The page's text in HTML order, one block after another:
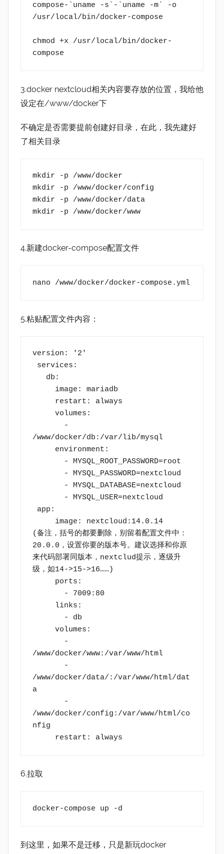
compose-`uname -s`-`uname -m` -o
/usr/local/bin/docker-compose
chmod +x /usr/local/bin/docker-
compose
3.docker nextcloud相关内容要存放的位置，我给他
设定在/www/docker下
不确定是否需要提前创建好目录，在此，我先建好
了相关目录
mkdir -p /www/docker
mkdir -p /www/docker/config
mkdir -p /www/docker/data
mkdir -p /www/docker/www
4.新建docker-compose配置文件
nano /www/docker/docker-compose.yml
5.粘贴配置文件内容：
version: '2'
services:
   db:
     image: mariadb
     restart: always
     volumes:
/www/docker/db:/var/lib/mysql
     environment:
       - MYSQL_ROOT_PASSWORD=root
       - MYSQL_PASSWORD=nextcloud
       - MYSQL_DATABASE=nextcloud
       - MYSQL_USER=nextcloud
app:
(备注，括号的都要删除，别留着配置文件中：
20.0.0，设置你要的版本号。建议选择和你原
来代码部署同版本，nextclud提示，逐级升
级，如14->15->16……)
     ports:
       - 7009:80
     links:
       - db
     volumes:
/www/docker/www:/var/www/html
/www/docker/data/:/var/www/html/dat
a
/www/docker/config:/var/www/html/co
nfig
     restart: always
6.拉取
docker-compose up -d
到这里，如果不是迁移，只是新玩docker